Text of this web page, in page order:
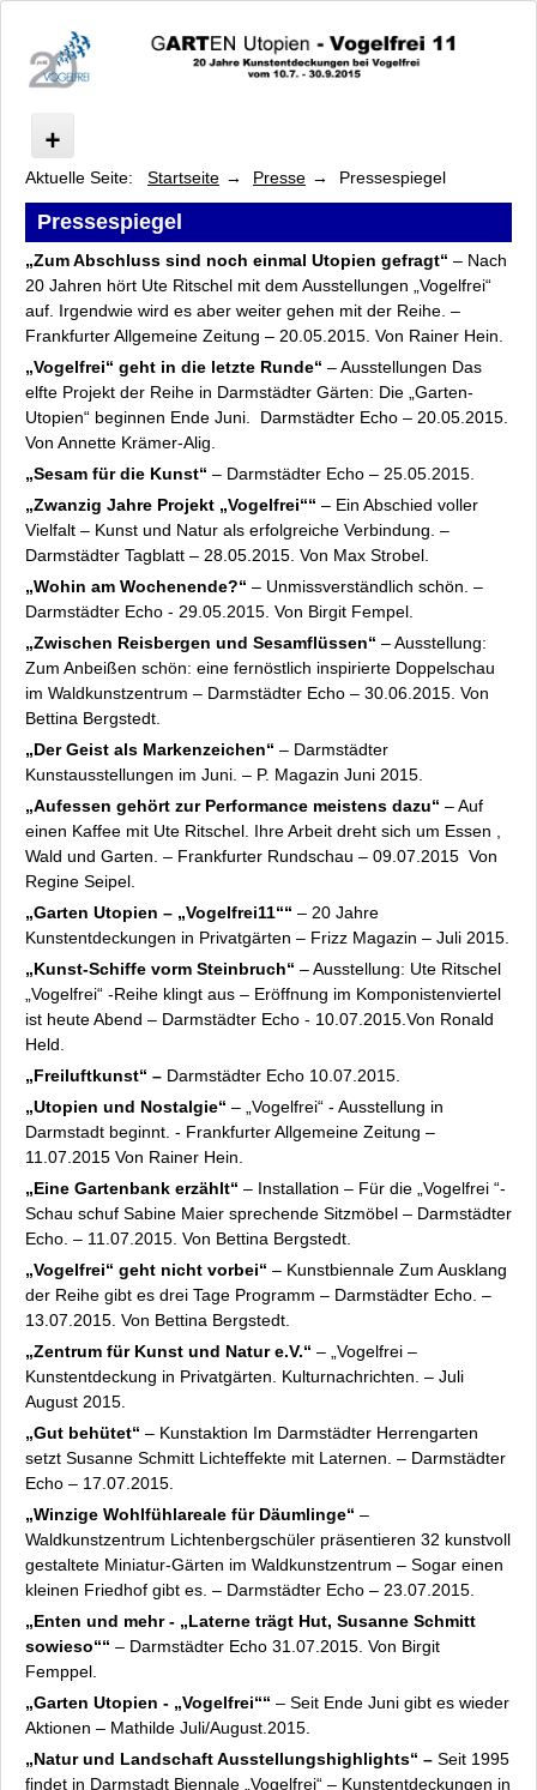
Start
Spatula & Barcode: Foodways
Ausstellung/Führungen
Programm
Kooperationspartner
Sponsoren, Förderer und Unterstützer
Presse
Pressebilder
Pressespiegel
Pressemitteilungen
Fakten
Archiv
Aktuelle Seite: Startseite Presse Pressespiegel
Pressespiegel
„Zum Abschluss sind noch einmal Utopien gefragt“ – Nach
20 Jahren hört Ute Ritschel mit dem Ausstellungen „Vogelfrei“
auf. Irgendwie wird es aber weiter gehen mit der Reihe. –
Frankfurter Allgemeine Zeitung – 20.05.2015. Von Rainer Hein.
„Vogelfrei“ geht in die letzte Runde“ – Ausstellungen Das
elfte Projekt der Reihe in Darmstädter Gärten: Die „Garten-
Utopien“ beginnen Ende Juni. Darmstädter Echo – 20.05.2015.
Von Annette Krämer-Alig.
„Sesam für die Kunst“ – Darmstädter Echo – 25.05.2015.
„Zwanzig Jahre Projekt „Vogelfrei““ – Ein Abschied voller
Vielfalt – Kunst und Natur als erfolgreiche Verbindung. –
Darmstädter Tagblatt – 28.05.2015. Von Max Strobel.
„Wohin am Wochenende?“ – Unmissverständlich schön. –
Darmstädter Echo - 29.05.2015. Von Birgit Fempel.
„Zwischen Reisbergen und Sesamflüssen“ – Ausstellung:
Zum Anbeißen schön: eine fernöstlich inspirierte Doppelschau
im Waldkunstzentrum – Darmstädter Echo – 30.06.2015. Von
Bettina Bergstedt.
„Der Geist als Markenzeichen“ – Darmstädter
Kunstausstellungen im Juni. – P. Magazin Juni 2015.
„Aufessen gehört zur Performance meistens dazu“ – Auf
einen Kaffee mit Ute Ritschel. Ihre Arbeit dreht sich um Essen ,
Wald und Garten. – Frankfurter Rundschau – 09.07.2015 Von
Regine Seipel.
„Garten Utopien – „Vogelfrei11““ – 20 Jahre
Kunstentdeckungen in Privatgärten – Frizz Magazin – Juli 2015.
„Kunst-Schiffe vorm Steinbruch“ – Ausstellung: Ute Ritschel
„Vogelfrei“ -Reihe klingt aus – Eröffnung im Komponistenviertel
ist heute Abend – Darmstädter Echo - 10.07.2015.Von Ronald
Held.
„Freiluftkunst“ – Darmstädter Echo 10.07.2015.
„Utopien und Nostalgie“ – „Vogelfrei“ - Ausstellung in
Darmstadt beginnt. - Frankfurter Allgemeine Zeitung –
11.07.2015 Von Rainer Hein.
„Eine Gartenbank erzählt“ – Installation – Für die „Vogelfrei “-
Schau schuf Sabine Maier sprechende Sitzmöbel – Darmstädter
Echo. – 11.07.2015. Von Bettina Bergstedt.
„Vogelfrei“ geht nicht vorbei“ – Kunstbiennale Zum Ausklang
der Reihe gibt es drei Tage Programm – Darmstädter Echo. –
13.07.2015. Von Bettina Bergstedt.
„Zentrum für Kunst und Natur e.V.“ – „Vogelfrei –
Kunstentdeckung in Privatgärten. Kulturnachrichten. – Juli
August 2015.
„Gut behütet“ – Kunstaktion Im Darmstädter Herrengarten
setzt Susanne Schmitt Lichteffekte mit Laternen. – Darmstädter
Echo – 17.07.2015.
„Winzige Wohlfühlareale für Däumlinge“ –
Waldkunstzentrum Lichtenbergschüler präsentieren 32 kunstvoll
gestaltete Miniatur-Gärten im Waldkunstzentrum – Sogar einen
kleinen Friedhof gibt es. – Darmstädter Echo – 23.07.2015.
„Enten und mehr - „Laterne trägt Hut, Susanne Schmitt
sowieso““ – Darmstädter Echo 31.07.2015. Von Birgit
Femppel.
„Garten Utopien - „Vogelfrei““ – Seit Ende Juni gibt es wieder
Aktionen – Mathilde Juli/August.2015.
„Natur und Landschaft Ausstellungshighlights“ – Seit 1995
findet in Darmstadt Biennale „Vogelfrei“ – Kunstentdeckungen in